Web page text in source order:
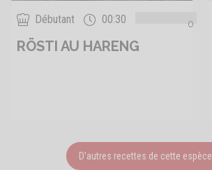
Débutant 00:30 0
RÖSTI AU HARENG
D'autres recettes de cette espèce